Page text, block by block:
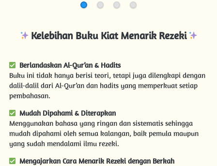
Kelebihan Buku Kiat Menarik Rezeki
Berlandaskan Al-Qur’an & Hadits
Buku ini tidak hanya berisi teori, tetapi juga dilengkapi dengan
dalil-dalil dari Al-Qur’an dan hadits yang memperkuat setiap
pembahasan.
Mudah Dipahami & Diterapkan
Menggunakan bahasa yang ringan dan sistematis sehingga
mudah dipahami oleh semua kalangan, baik pemula maupun
yang sudah mendalami ilmu rezeki.
Mengajarkan Cara Menarik Rezeki dengan Berkah